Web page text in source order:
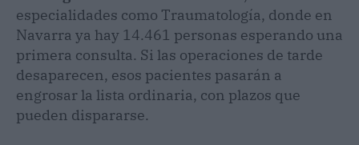
especialidades como Traumatología, donde en
Navarra ya hay 14.461 personas esperando una
primera consulta. Si las operaciones de tarde
desaparecen, esos pacientes pasarán a
engrosar la lista ordinaria, con plazos que
pueden dispararse.